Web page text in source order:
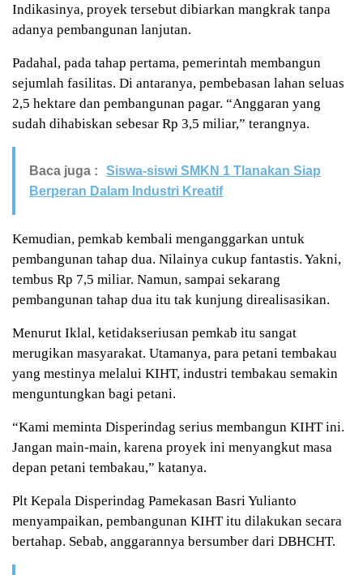
Indikasinya, proyek tersebut dibiarkan mangkrak tanpa
adanya pembangunan lanjutan.
Padahal, pada tahap pertama, pemerintah membangun
sejumlah fasilitas. Di antaranya, pembebasan lahan seluas
2,5 hektare dan pembangunan pagar. “Anggaran yang
sudah dihabiskan sebesar Rp 3,5 miliar,” terangnya.
Baca juga :
Siswa-siswi SMKN 1 Tlanakan Siap
Berperan Dalam Industri Kreatif
Kemudian, pemkab kembali menganggarkan untuk
pembangunan tahap dua. Nilainya cukup fantastis. Yakni,
tembus Rp 7,5 miliar. Namun, sampai sekarang
pembangunan tahap dua itu tak kunjung direalisasikan.
Menurut Iklal, ketidakseriusan pemkab itu sangat
merugikan masyarakat. Utamanya, para petani tembakau
yang mestinya melalui KIHT, industri tembakau semakin
menguntungkan bagi petani.
“Kami meminta Disperindag serius membangun KIHT ini.
Jangan main-main, karena proyek ini menyangkut masa
depan petani tembakau,” katanya.
Plt Kepala Disperindag Pamekasan Basri Yulianto
menyampaikan, pembangunan KIHT itu dilakukan secara
bertahap. Sebab, anggarannya bersumber dari DBHCHT.